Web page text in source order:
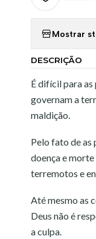
Mostrar
DESCRIÇÃO
É difícil para as
governam a
maldição.
Pelo fato de as
doença e
terremotos e
Até mesmo as
Deus não é
a culpa.